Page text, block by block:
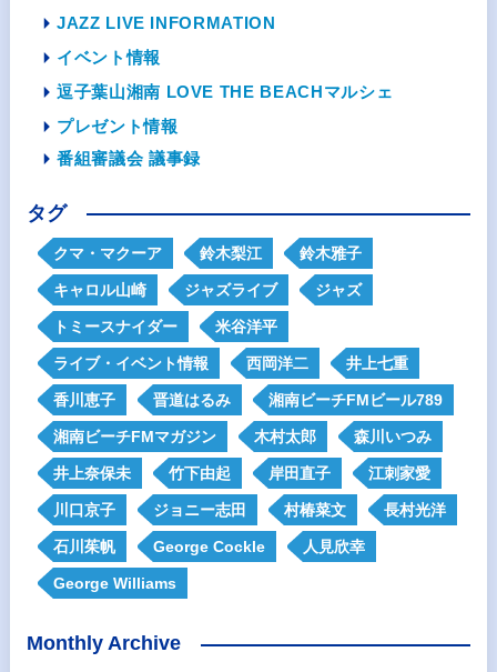
JAZZ LIVE INFORMATION
イベント情報
逗子葉山湘南 LOVE THE BEACHマルシェ
プレゼント情報
番組審議会 議事録
タグ
クマ・マクーア 鈴木梨江 鈴木雅子
キャロル山崎 ジャズライブ ジャズ
トミースナイダー 米谷洋平
ライブ・イベント情報 西岡洋二 井上七重
香川恵子 晋道はるみ 湘南ビーチFMビール789
湘南ビーチFMマガジン 木村太郎 森川いつみ
井上奈保未 竹下由起 岸田直子 江刺家愛
川口京子 ジョニー志田 村椿菜文 長村光洋
石川茱帆 George Cockle 人見欣幸
George Williams
Monthly Archive